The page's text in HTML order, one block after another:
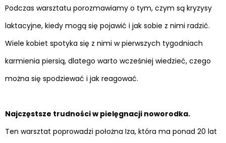
Podczas warsztatu porozmawiamy o tym, czym są kryzysy
laktacyjne, kiedy mogą się pojawić i jak sobie z nimi radzić.
Wiele kobiet spotyka się z nimi w pierwszych tygodniach
karmienia piersią, dlatego warto wcześniej wiedzieć, czego
można się spodziewać i jak reagować.
Najczęstsze trudności w pielęgnacji noworodka.
Ten warsztat poprowadzi położna Iza, która ma ponad 20 lat